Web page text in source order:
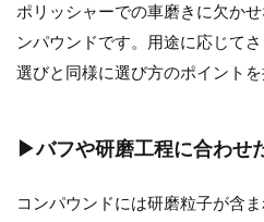
ポリッシャーでの車磨きに欠か
ンパウンドです。用途に応じて
選びと同様に選び方のポイントを
▶バフや研磨工程に合わせ
コンパウンドには研磨粒子が含